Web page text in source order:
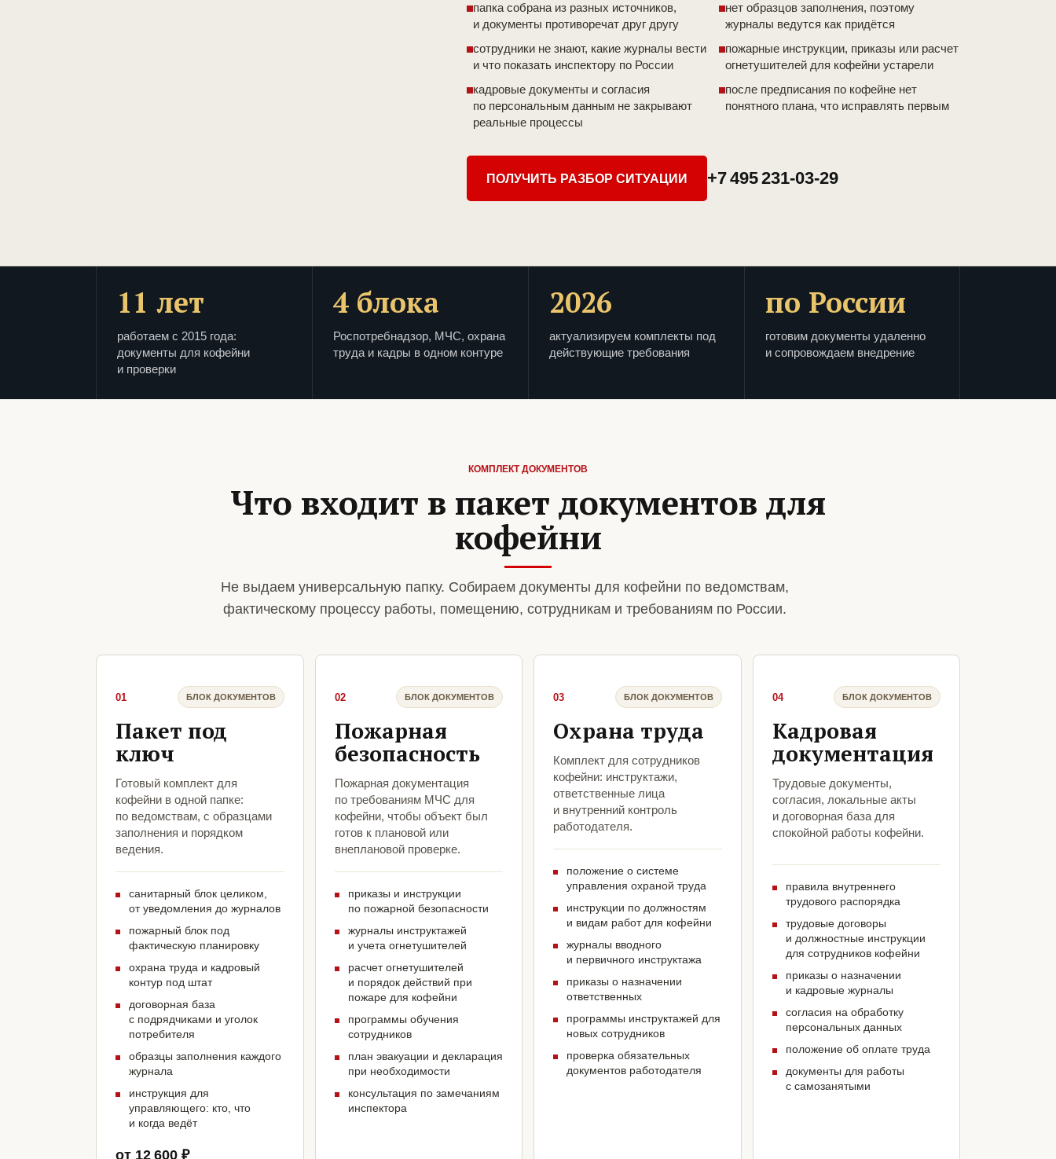
папка собрана из разных источников,
и документы противоречат друг другу
нет образцов заполнения, поэтому
журналы ведутся как придётся
сотрудники не знают, какие журналы вести
и что показать инспектору по России
пожарные инструкции, приказы или расчет
огнетушителей для кофейни устарели
кадровые документы и согласия
по персональным данным не закрывают
реальные процессы
после предписания по кофейне нет
понятного плана, что исправлять первым
ПОЛУЧИТЬ РАЗБОР СИТУАЦИИ +7 495 231-03-29
11 лет
работаем с 2015 года:
документы для кофейни
и проверки
4 блока
Роспотребнадзор, МЧС, охрана
труда и кадры в одном контуре
2026
актуализируем комплекты под
действующие требования
по России
готовим документы удаленно
и сопровождаем внедрение
КОМПЛЕКТ ДОКУМЕНТОВ
Что входит в пакет документов для
кофейни
Не выдаем универсальную папку. Собираем документы для кофейни по ведомствам,
фактическому процессу работы, помещению, сотрудникам и требованиям по России.
01 БЛОК ДОКУМЕНТОВ
Пакет под
ключ
Готовый комплект для
кофейни в одной папке:
по ведомствам, с образцами
заполнения и порядком
ведения.
санитарный блок целиком,
от уведомления до журналов
пожарный блок под
фактическую планировку
охрана труда и кадровый
контур под штат
договорная база
с подрядчиками и уголок
потребителя
образцы заполнения каждого
журнала
инструкция для
управляющего: кто, что
и когда ведёт
от 12 600 ₽
02 БЛОК ДОКУМЕНТОВ
Пожарная
безопасность
Пожарная документация
по требованиям МЧС для
кофейни, чтобы объект был
готов к плановой или
внеплановой проверке.
приказы и инструкции
по пожарной безопасности
журналы инструктажей
и учета огнетушителей
расчет огнетушителей
и порядок действий при
пожаре для кофейни
программы обучения
сотрудников
план эвакуации и декларация
при необходимости
консультация по замечаниям
инспектора
03 БЛОК ДОКУМЕНТОВ
Охрана труда
Комплект для сотрудников
кофейни: инструктажи,
ответственные лица
и внутренний контроль
работодателя.
положение о системе
управления охраной труда
инструкции по должностям
и видам работ для кофейни
журналы вводного
и первичного инструктажа
приказы о назначении
ответственных
программы инструктажей для
новых сотрудников
проверка обязательных
документов работодателя
04 БЛОК ДОКУМЕНТОВ
Кадровая
документация
Трудовые документы,
согласия, локальные акты
и договорная база для
спокойной работы кофейни.
правила внутреннего
трудового распорядка
трудовые договоры
и должностные инструкции
для сотрудников кофейни
приказы о назначении
и кадровые журналы
согласия на обработку
персональных данных
положение об оплате труда
документы для работы
с самозанятыми